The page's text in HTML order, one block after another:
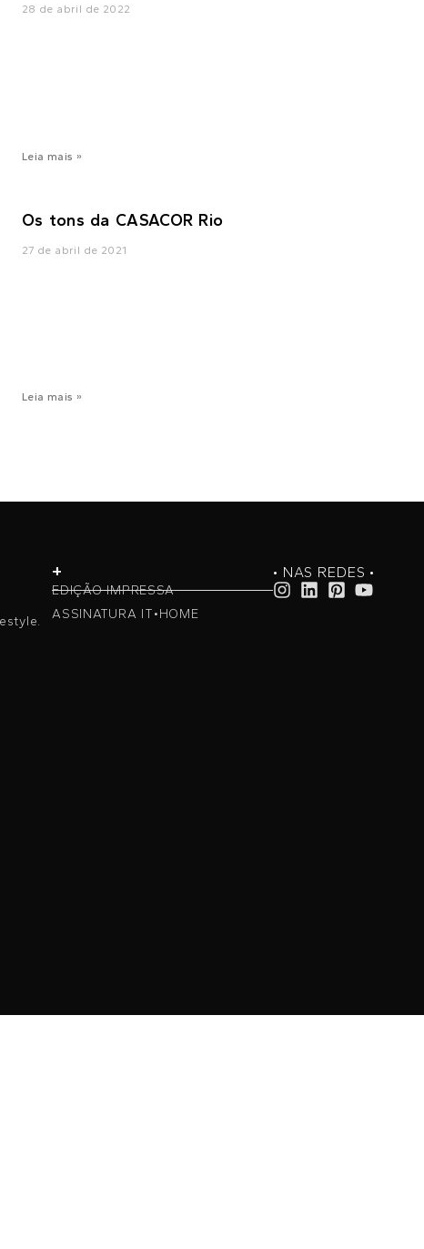
28 de abril de 2022
Leia mais »
Os tons da CASACOR Rio
27 de abril de 2021
Leia mais »
+
EDIÇÃO IMPRESSA
ASSINATURA IT•HOME
• NAS REDES •